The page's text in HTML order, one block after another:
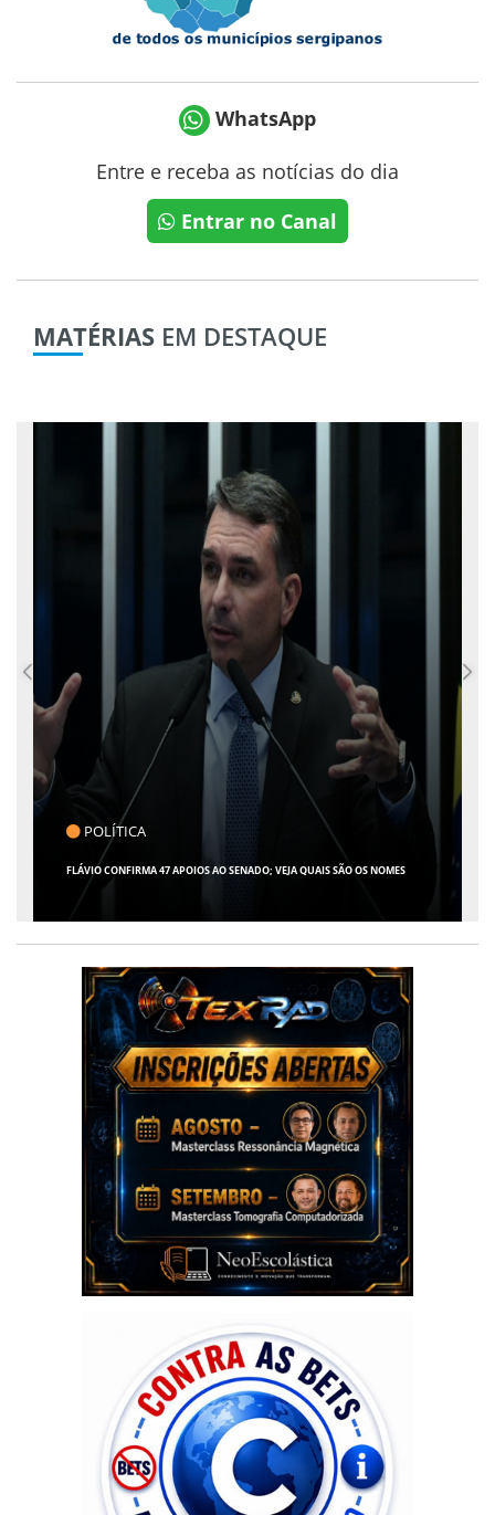
WhatsApp
Entre e receba as notícias do dia
Entrar no Canal
MATÉRIAS EM DESTAQUE
CLICK INDICA
GIRO POR SERGIPE, BRASIL E MUNDO - 07 DE AGOSTO DE 2026